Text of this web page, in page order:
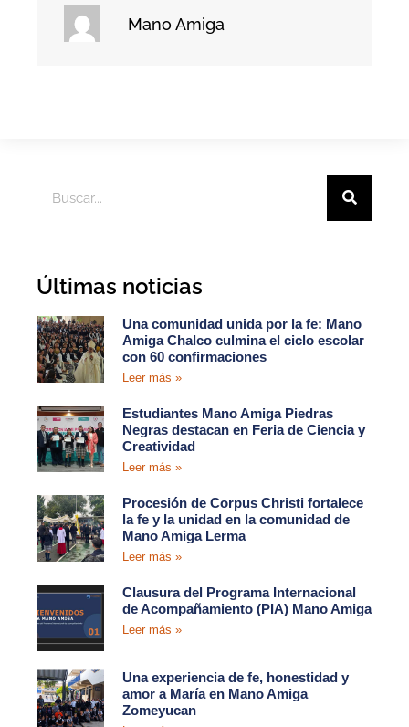
Mano Amiga
Últimas noticias
Una comunidad unida por la fe: Mano
Amiga Chalco culmina el ciclo escolar
con 60 confirmaciones
Leer más »
Estudiantes Mano Amiga Piedras
Negras destacan en Feria de Ciencia y
Creatividad
Leer más »
Procesión de Corpus Christi fortalece
la fe y la unidad en la comunidad de
Mano Amiga Lerma
Leer más »
Clausura del Programa Internacional
de Acompañamiento (PIA) Mano Amiga
Leer más »
Una experiencia de fe, honestidad y
amor a María en Mano Amiga
Zomeyucan